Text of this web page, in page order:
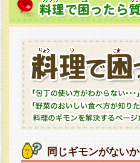
同じギモンがない